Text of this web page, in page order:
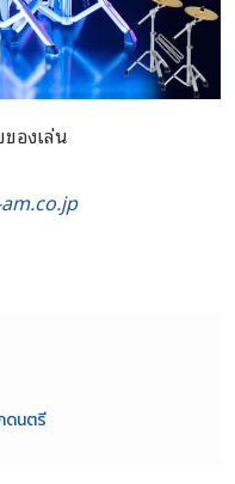
องเล่น
ดนตรี